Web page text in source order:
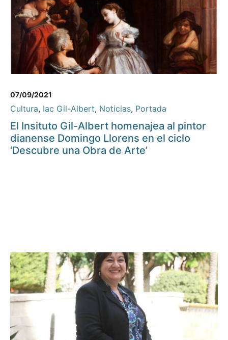
07/09/2021
Cultura, Iac Gil-Albert, Noticias, Portada
El Insituto Gil-Albert homenajea al pintor
dianense Domingo Llorens en el ciclo
‘Descubre una Obra de Arte’